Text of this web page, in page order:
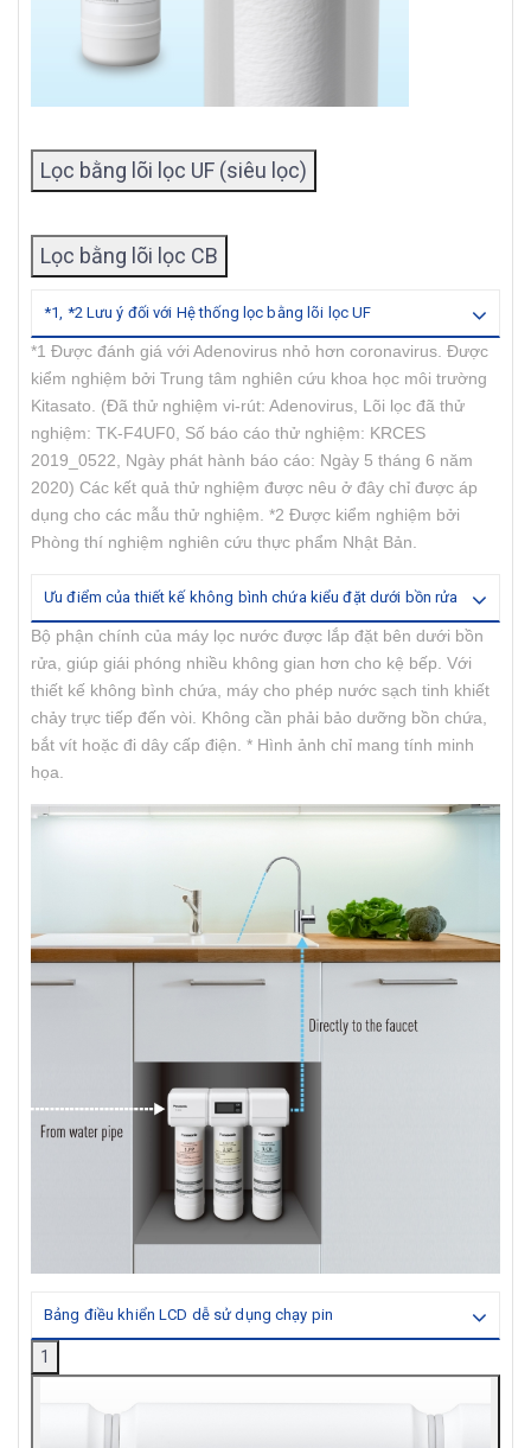
Lọc bằng lõi lọc UF (siêu lọc)
Lọc bằng lõi lọc CB
*1, *2 Lưu ý đối với Hệ thống lọc bằng lõi lọc UF
*1 Được đánh giá với Adenovirus nhỏ hơn coronavirus. Được
kiểm nghiệm bởi Trung tâm nghiên cứu khoa học môi trường
Kitasato. (Đã thử nghiệm vi-rút: Adenovirus, Lõi lọc đã thử
nghiệm: TK-F4UF0, Số báo cáo thử nghiệm: KRCES
2019_0522, Ngày phát hành báo cáo: Ngày 5 tháng 6 năm
2020) Các kết quả thử nghiệm được nêu ở đây chỉ được áp
dụng cho các mẫu thử nghiệm. *2 Được kiểm nghiệm bởi
Phòng thí nghiệm nghiên cứu thực phẩm Nhật Bản.
Ưu điểm của thiết kế không bình chứa kiểu đặt dưới bồn rửa
Bộ phận chính của máy lọc nước được lắp đặt bên dưới bồn
rửa, giúp giái phóng nhiều không gian hơn cho kệ bếp. Với
thiết kế không bình chứa, máy cho phép nước sạch tinh khiết
chảy trực tiếp đến vòi. Không cần phải bảo dưỡng bồn chứa,
bắt vít hoặc đi dây cấp điện. * Hình ảnh chỉ mang tính minh
họa.
Bảng điều khiển LCD dễ sử dụng chạy pin
1